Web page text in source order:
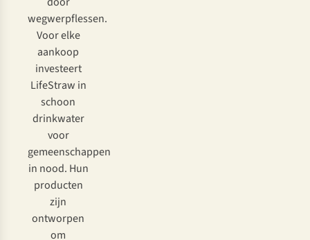
wegwerpflessen.
Voor elke
aankoop
investeert
LifeStraw in
schoon
drinkwater
voor
gemeenschappen
in nood. Hun
producten
zijn
ontworpen
om